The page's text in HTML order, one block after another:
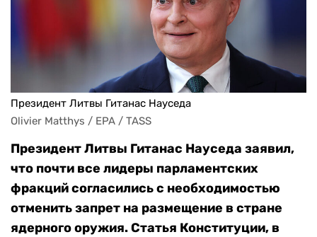
Президент Литвы Гитанас Науседа
Olivier Matthys / EPA / TASS
Президент Литвы Гитанас Науседа заявил,
что почти все лидеры парламентских
фракций согласились с необходимостью
отменить запрет на размещение в стране
ядерного оружия. Статья Конституции, в